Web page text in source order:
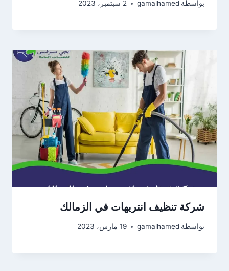
بواسطة gamalhamed 2 سبتمبر، 2023
شركة تنظيف انتريهات في الزمالك
بواسطة gamalhamed 19 مارس، 2023